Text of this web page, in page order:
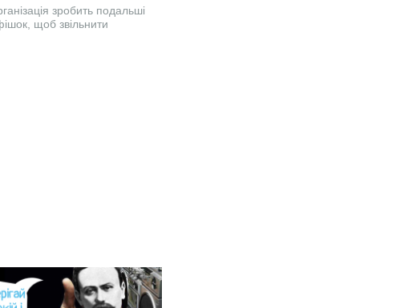
зробить подальші
щоб звільнити